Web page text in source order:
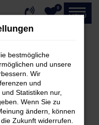
0
MENÜ
helfen können:
bestmögliche
und unsere
Wir
und
Statistiken nur,
Wenn Sie zu
ändern, können
Zukunft widerrufen.